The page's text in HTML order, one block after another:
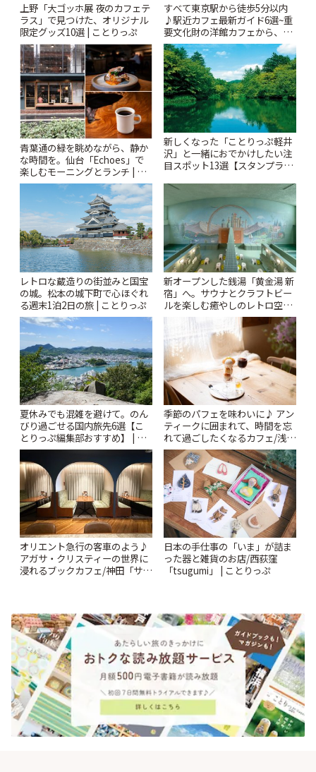
上野「大ゴッホ展 夜のカフェテ
ラス」で見つけた、オリジナル
限定グッズ10選 | ことりっぷ
すべて東京駅から徒歩5分以内
♪駅近カフェ最新ガイド6選~重
要文化財の洋館カフェから、改
札すぐのレトロ喫茶まで~ | こと
りっぷ
青葉通の緑を眺めながら、静か
な時間を。仙台「Echoes」で
楽しむモーニングとランチ | こ
とりっぷ
新しくなった「ことりっぷ軽井
沢」と一緒におでかけしたい注
目スポット13選【スタンプラリ
レトロな蔵造りの街並みと国宝
の城。松本の城下町で心ほぐれ
る週末1泊2日の旅 | ことりっぷ
新オープンした銭湯「黄金湯 新
宿」へ。サウナとクラフトビー
ルを楽しむ癒やしのレトロ空間
| ことりっぷ
夏休みでも混雑を避けて。のん
びり過ごせる国内旅先6選【こ
とりっぷ編集部おすすめ】 | こ
とりっぷ
季節のパフェを味わいに♪ アン
ティークに囲まれて、時間を忘
れて過ごしたくなるカフェ/浅草
「annorum cafe」 | ことりっぷ
オリエント急行の客車のよう♪
アガサ・クリスティーの世界に
浸れるブックカフェ/神田「サロ
日本の手仕事の「いま」が詰ま
った器と雑貨のお店/西荻窪
「tsugumi」 | ことりっぷ